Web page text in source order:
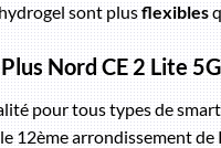
sont plusflexibles
Nord CE 2 Lite 5G
pour tous types de
12ème arrondissement